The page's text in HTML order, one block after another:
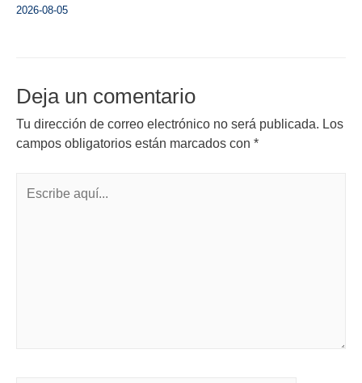
2026-08-05
Deja un comentario
Tu dirección de correo electrónico no será publicada. Los
campos obligatorios están marcados con *